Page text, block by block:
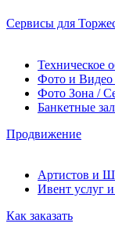
Сервисы для
Техническое
Фото и Видео
Фото Зона /
Банкетные
Продвижение
Артистов и
Ивент услуг
Как заказать